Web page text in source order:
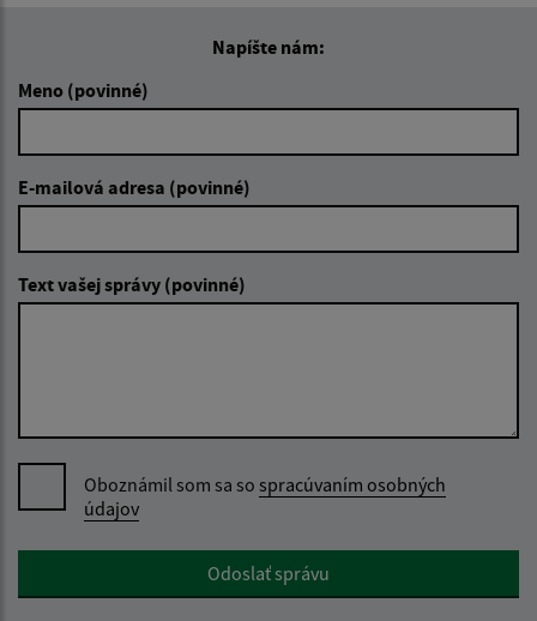
Napíšte nám:
Meno (povinné)
E-mailová adresa (povinné)
Text vašej správy (povinné)
Oboznámil som sa so spracúvaním osobných
údajov
Google reCaptcha ResponseOdoslať správu